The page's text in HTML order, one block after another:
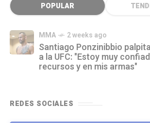
POPULAR
MMA 2 weeks ago
Santiago Ponzinibbio
a la UFC: "Estoy muy
recursos y en mis armas"
REDES SOCIALES